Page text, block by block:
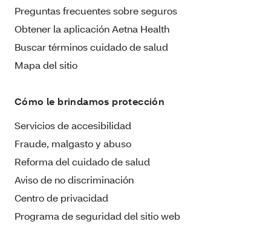
Preguntas frecuentes sobre seguros
Obtener la aplicación Aetna Health
Buscar términos cuidado de salud
Mapa del sitio
Cómo le brindamos protección
Servicios de accesibilidad
Fraude, malgasto y abuso
Reforma del cuidado de salud
Aviso de no discriminación
Centro de privacidad
Programa de seguridad del sitio web